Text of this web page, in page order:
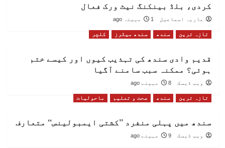
کردی، بلڈ بینکنگ نیٹ ورک فعال
ماریہ اسماعیل 1 مہینہ ago
تازہ ترین سندھ سندھ میٹرز کلچر
قدیم وادی سندھ کی تہذیب کیوں اور کیسے ختم
ہوئی؟ ممکنہ سبب سامنے آگیا
ویب ڈیسک 8 مہینے ago
تازہ ترین سندھ صحت و تعلیم ماحولیات
سندھ میں پہلی منفرد ’’کشتی ایمبولینس‘‘ متعارف
ویب ڈیسک 9 مہینے ago